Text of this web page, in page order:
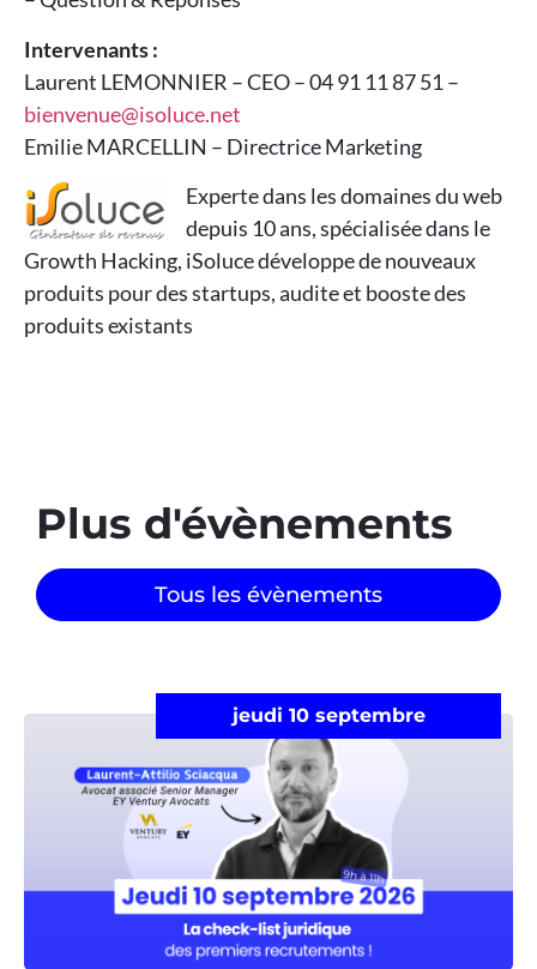
Intervenants :
Laurent LEMONNIER – CEO – 04 91 11 87 51 –
bienvenue@isoluce.net
Emilie MARCELLIN – Directrice Marketing
Experte dans les domaines du web
depuis 10 ans, spécialisée dans le
Growth Hacking, iSoluce développe de nouveaux
produits pour des startups, audite et booste des
produits existants
Plus d'évènements​
Tous les évènements
jeudi 10 septembre